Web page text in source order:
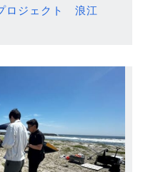
ロジェクト 浪江